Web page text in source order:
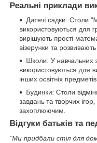
Реальні приклади
Дитячі садки: Столи
використовуються для
вирішують прості
візерунки та розвивають
Школи: У навчальних
використовуються для
інших освітніх
Будинки: Столи
завдань та творчих
захоплюючим.
Відгуки батьків та
"Ми придбали стіл для